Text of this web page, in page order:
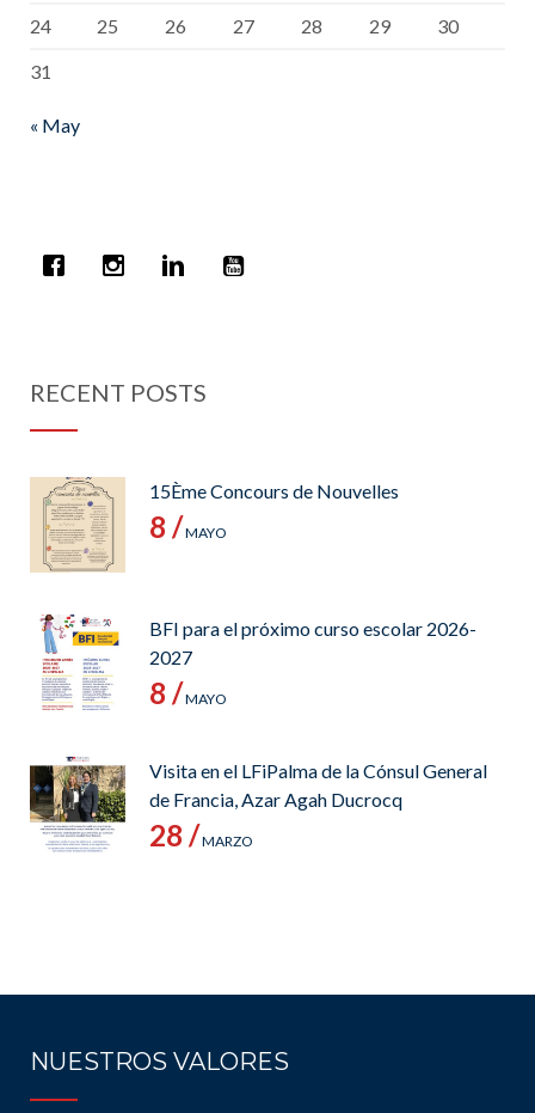
24 25 26 27 28 29
30
31
« May
RECENT POSTS
15Ème Concours de Nouvelles
8 /MAYO
BFI para el próximo curso escolar 2026-
2027
8 /MAYO
Visita en el LFiPalma de la Cónsul General
de Francia, Azar Agah Ducrocq
28 /MARZO
NUESTROS VALORES